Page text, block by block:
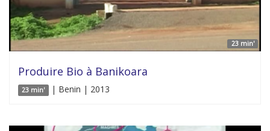
23 min'
Produire Bio à Banikoara
23 min' | Benin | 2013